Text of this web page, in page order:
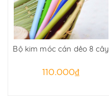
Bộ kim móc cán dẻo 8 cây
110.000₫